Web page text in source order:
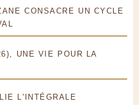
CONSACRE UN CYCLE
UNE VIE POUR LA
L'INTÉGRALE